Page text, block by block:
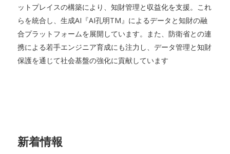
ットプレイスの構築により、知財管理と収益化を支援。これ
らを統合し、生成AI『AI孔明TM』によるデータと知財の融
合プラットフォームを展開しています。また、防衛省との連
携による若手エンジニア育成にも注力し、データ管理と知財
保護を通じて社会基盤の強化に貢献しています
新着情報